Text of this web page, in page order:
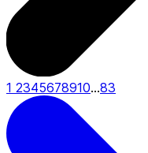
1 2345678910...83